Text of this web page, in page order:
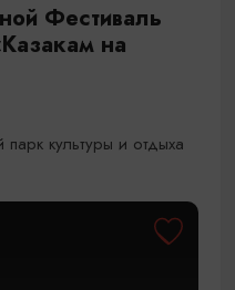
Фестиваль
на
культуры и отдыха